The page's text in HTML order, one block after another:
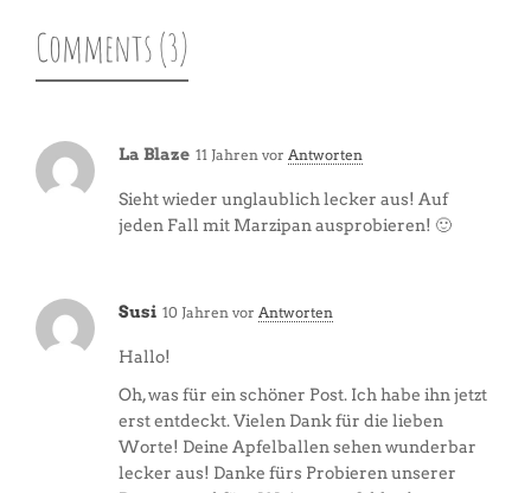
Comments (3)
La Blaze 11 Jahren vor Antworten
Sieht wieder unglaublich lecker aus! Auf
jeden Fall mit Marzipan ausprobieren! 🙂
Susi 10 Jahren vor Antworten
Hallo!
Oh, was für ein schöner Post. Ich habe ihn jetzt
erst entdeckt. Vielen Dank für die lieben
Worte! Deine Apfelballen sehen wunderbar
lecker aus! Danke fürs Probieren unserer